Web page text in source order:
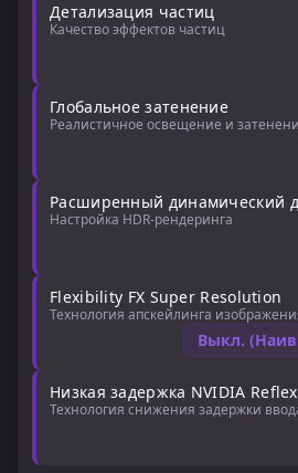
Детализация частиц
Качество эффектов частиц
Глобальное затенение
Реалистичное освещение и
Расширенный динамический
Настройка HDR-рендеринга
Flexibility FX Super Resolution
Технология апскейлинга
Выкл.
Низкая задержка NVIDIA Reflex
Технология снижения задержки